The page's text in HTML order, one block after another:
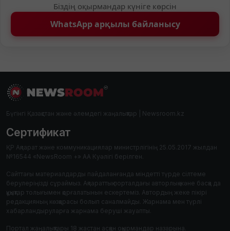
Біздің оқырмандар күніге көрсін
WhatsApp арқылы байланысу
Бүгінгі Қазақстан және әлемдегі жаңалықтар | Newsroom.kz
Сертификат
ҚР Ақпарат және коммуникациялар министрлігінің 25.05.2017 жылдан
№16544 «NewsRoom +» АА Куәлігі берілген.
Сайттағы материалдарды пайдаланғанда міндетті түрде сілтеме
берулеріңізді сұраймыз. Ақпараттық порталдағы авторлық және басқа да
құқықтар толығымен қорғалатынын ескертеміз. Автордың жеке пікірі
редакцияның көзқарасы болып саналмайды. Жарнама мен түрлі
хабарландыруларға жарнама беруші жауапты.
Портал жаңалықтары 18 жастан асқан оқырмандар назарына.